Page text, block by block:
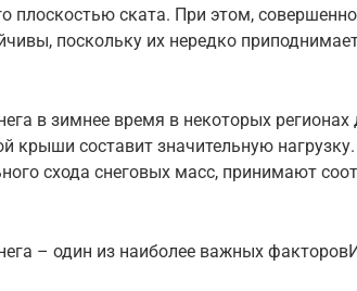
плоскостью ската. При этом,
поскольку их нередко
в зимнее время в некоторых
крыши составит значительную
схода снеговых масс, принимают
– один из наиболее важных